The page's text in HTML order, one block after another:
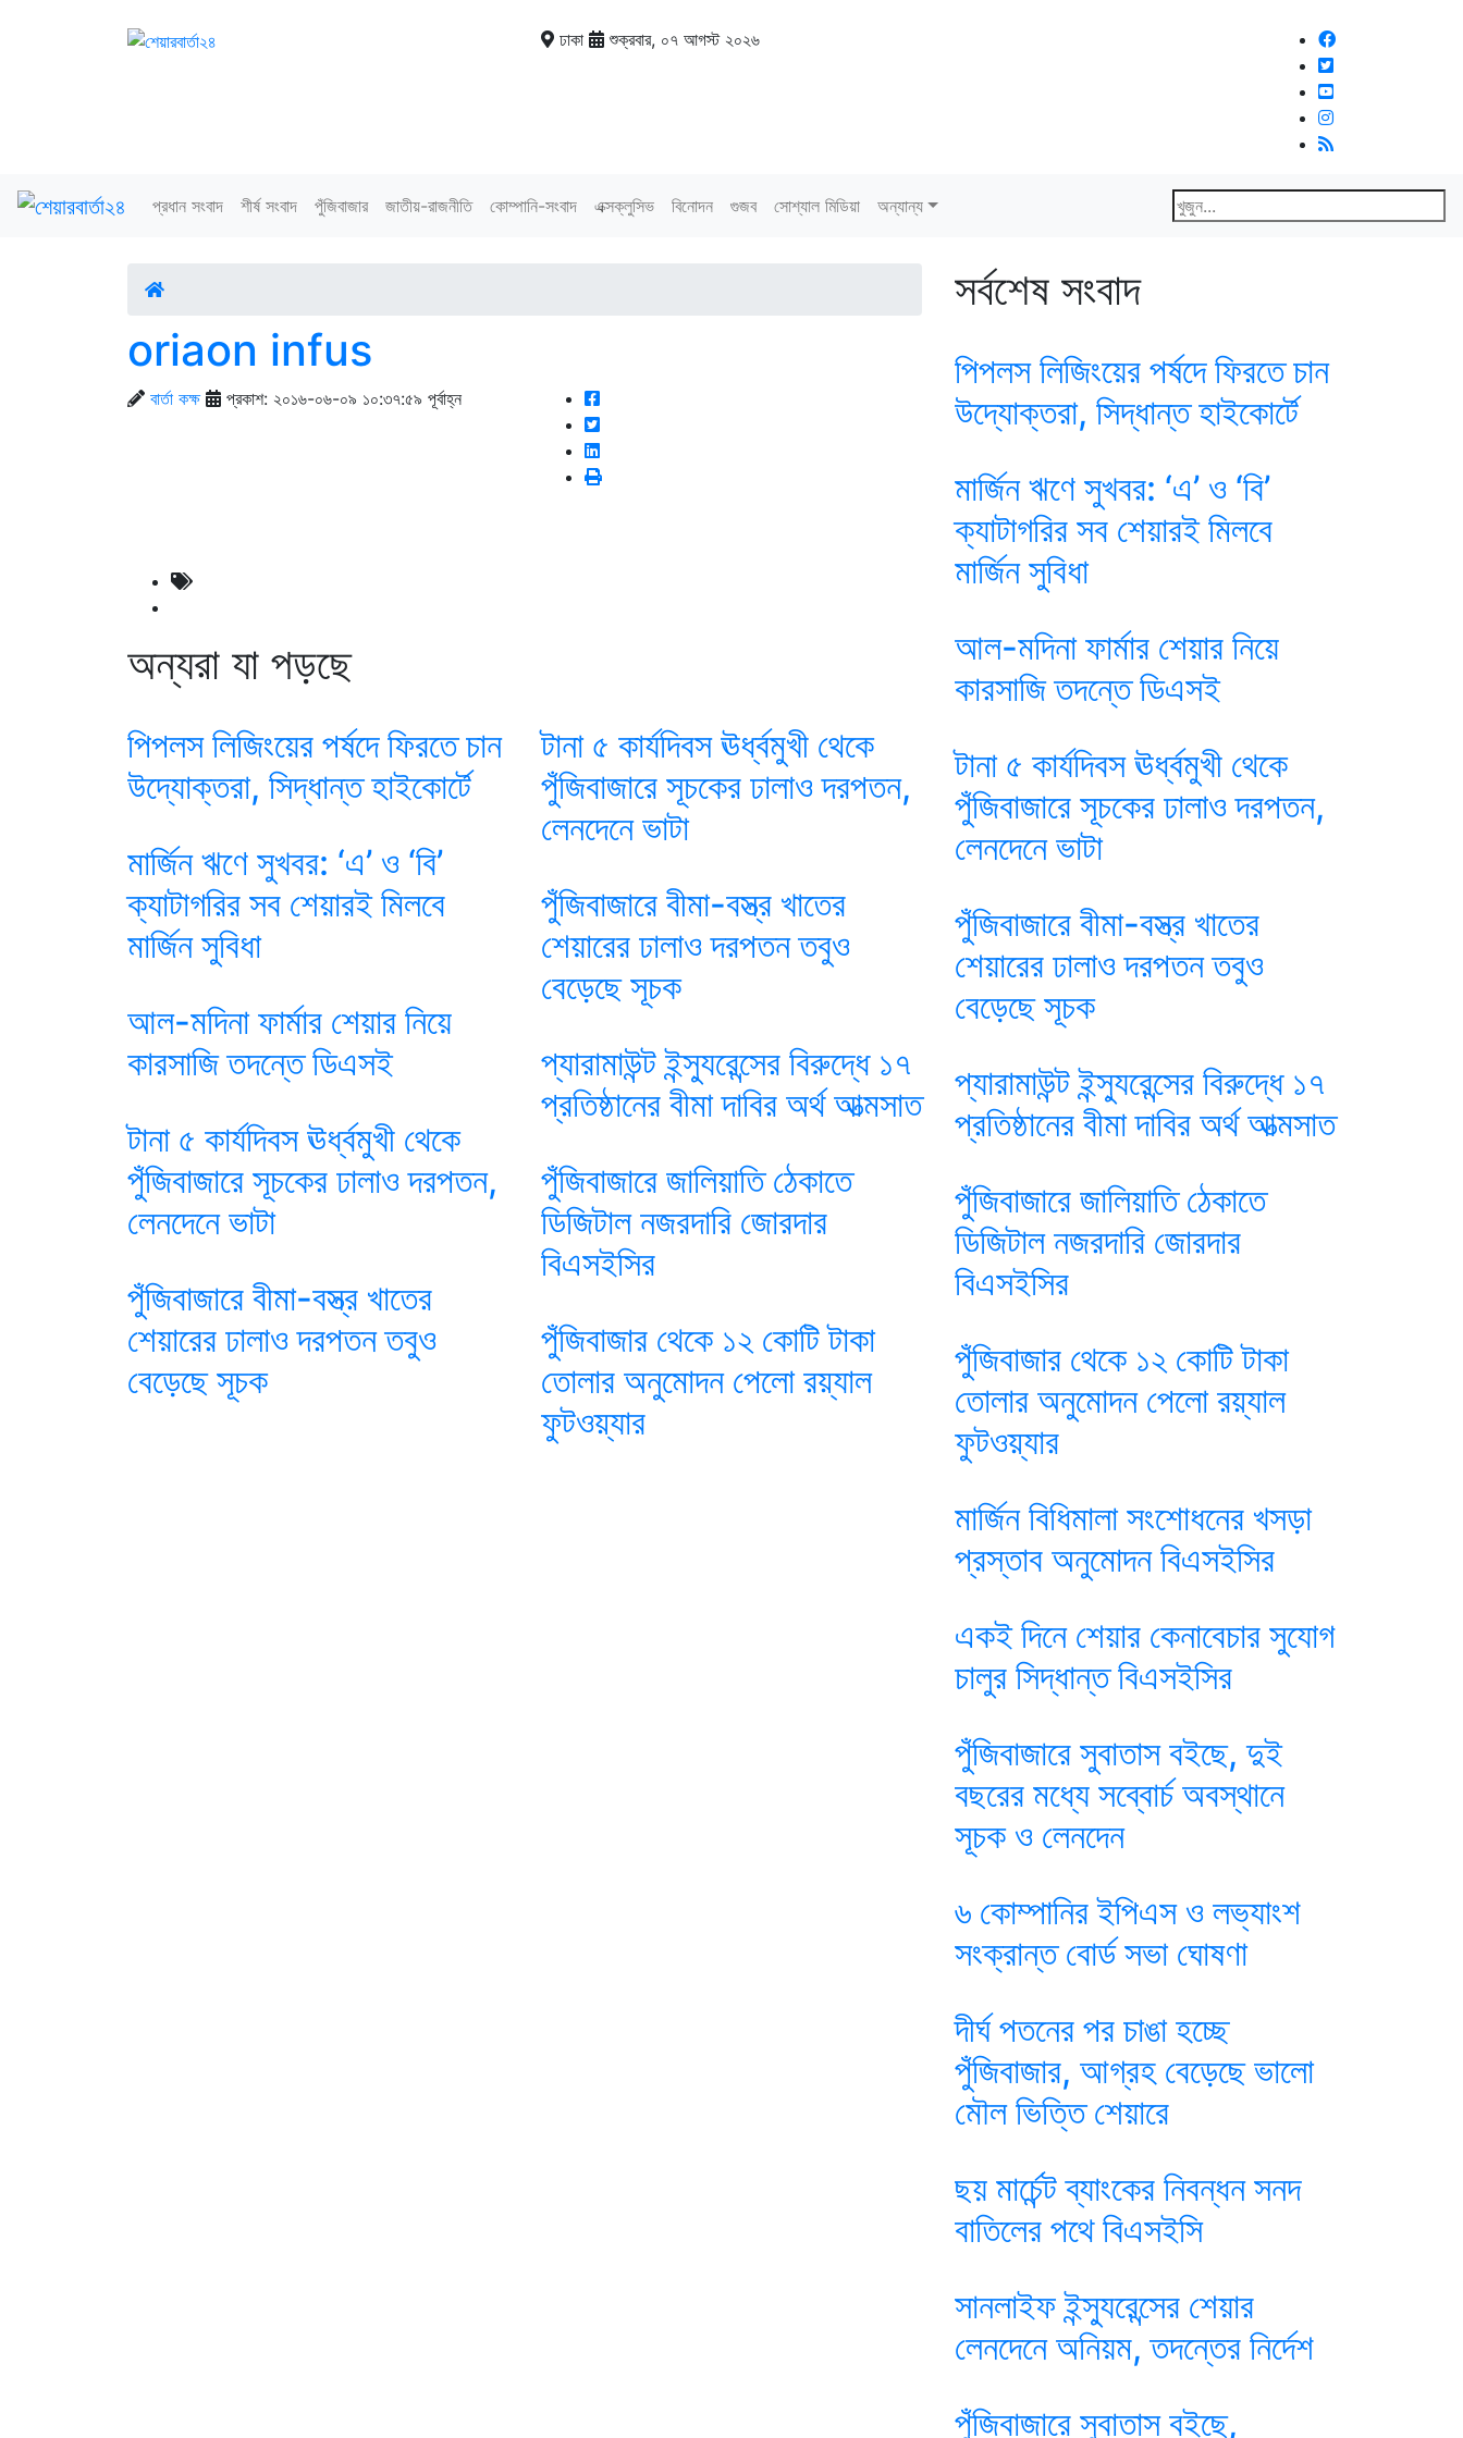
ঢাকা শুক্রবার, ০৭ আগস্ট ২০২৬
প্রধান সংবাদ শীর্ষ সংবাদ পুঁজিবাজার জাতীয়-রাজনীতি কোম্পানি-সংবাদ এক্সক্লুসিভ বিনোদন গুজব সোশ্যাল মিডিয়া অন্যান্য
oriaon infus
বার্তা কক্ষ প্রকাশ: ২০১৬-০৬-০৯ ১০:৩৭:৫৯ পূর্বাহ্ন
অন্যরা যা পড়ছে
পিপলস লিজিংয়ের পর্ষদে ফিরতে চান
উদ্যোক্তরা, সিদ্ধান্ত হাইকোর্টে
মার্জিন ঋণে সুখবর: ‘এ’ ও ‘বি’
ক্যাটাগরির সব শেয়ারই মিলবে
মার্জিন সুবিধা
আল-মদিনা ফার্মার শেয়ার নিয়ে
কারসাজি তদন্তে ডিএসই
টানা ৫ কার্যদিবস ঊর্ধ্বমুখী থেকে
পুঁজিবাজারে সূচকের ঢালাও দরপতন,
লেনদেনে ভাটা
পুঁজিবাজারে বীমা-বস্ত্র খাতের
শেয়ারের ঢালাও দরপতন তবুও
বেড়েছে সূচক
টানা ৫ কার্যদিবস ঊর্ধ্বমুখী থেকে
পুঁজিবাজারে সূচকের ঢালাও দরপতন,
লেনদেনে ভাটা
পুঁজিবাজারে বীমা-বস্ত্র খাতের
শেয়ারের ঢালাও দরপতন তবুও
বেড়েছে সূচক
প্যারামাউন্ট ইন্স্যুরেন্সের বিরুদ্ধে ১৭
প্রতিষ্ঠানের বীমা দাবির অর্থ আত্মসাত
পুঁজিবাজারে জালিয়াতি ঠেকাতে
ডিজিটাল নজরদারি জোরদার
বিএসইসির
পুঁজিবাজার থেকে ১২ কোটি টাকা
তোলার অনুমোদন পেলো রয়্যাল
ফুটওয়্যার
সর্বশেষ সংবাদ
পিপলস লিজিংয়ের পর্ষদে ফিরতে চান
উদ্যোক্তরা, সিদ্ধান্ত হাইকোর্টে
মার্জিন ঋণে সুখবর: ‘এ’ ও ‘বি’
ক্যাটাগরির সব শেয়ারই মিলবে
মার্জিন সুবিধা
আল-মদিনা ফার্মার শেয়ার নিয়ে
কারসাজি তদন্তে ডিএসই
টানা ৫ কার্যদিবস ঊর্ধ্বমুখী থেকে
পুঁজিবাজারে সূচকের ঢালাও দরপতন,
লেনদেনে ভাটা
পুঁজিবাজারে বীমা-বস্ত্র খাতের
শেয়ারের ঢালাও দরপতন তবুও
বেড়েছে সূচক
প্যারামাউন্ট ইন্স্যুরেন্সের বিরুদ্ধে ১৭
প্রতিষ্ঠানের বীমা দাবির অর্থ আত্মসাত
পুঁজিবাজারে জালিয়াতি ঠেকাতে
ডিজিটাল নজরদারি জোরদার
বিএসইসির
পুঁজিবাজার থেকে ১২ কোটি টাকা
তোলার অনুমোদন পেলো রয়্যাল
ফুটওয়্যার
মার্জিন বিধিমালা সংশোধনের খসড়া
প্রস্তাব অনুমোদন বিএসইসির
একই দিনে শেয়ার কেনাবেচার সুযোগ
চালুর সিদ্ধান্ত বিএসইসির
পুঁজিবাজারে সুবাতাস বইছে, দুই
বছরের মধ্যে সব্বোর্চ অবস্থানে
সূচক ও লেনদেন
৬ কোম্পানির ইপিএস ও লভ্যাংশ
সংক্রান্ত বোর্ড সভা ঘোষণা
দীর্ঘ পতনের পর চাঙা হচ্ছে
পুঁজিবাজার, আগ্রহ বেড়েছে ভালো
মৌল ভিত্তি শেয়ারে
ছয় মার্চেন্ট ব্যাংকের নিবন্ধন সনদ
বাতিলের পথে বিএসইসি
সানলাইফ ইন্স্যুরেন্সের শেয়ার
লেনদেনে অনিয়ম, তদন্তের নির্দেশ
পুঁজিবাজারে সুবাতাস বইছে,